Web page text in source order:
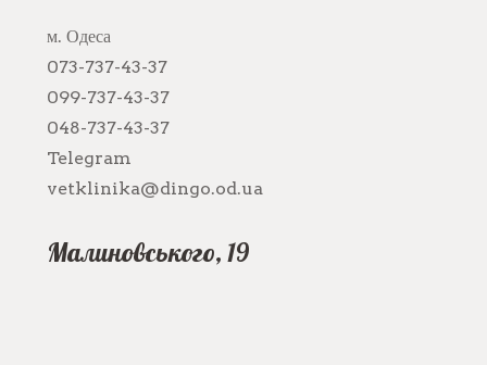
м. Одеса
073-737-43-37
099-737-43-37
048-737-43-37
Telegram
vetklinika@dingo.od.ua
Малиновського, 19